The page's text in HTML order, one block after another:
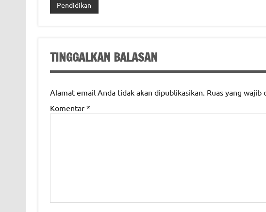
Pendidikan
TINGGALKAN BALASAN
Alamat email Anda tidak akan dipublikasikan. Ruas yang wajib
Komentar *